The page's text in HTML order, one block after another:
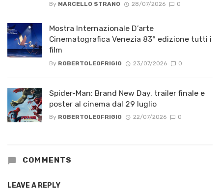
By MARCELLO STRANO 28/07/2026 0
Mostra Internazionale D’arte
Cinematografica Venezia 83° edizione tutti i
film
By ROBERTOLEOFRIGIO 23/07/2026 0
Spider-Man: Brand New Day, trailer finale e
poster al cinema dal 29 luglio
By ROBERTOLEOFRIGIO 22/07/2026 0
COMMENTS
LEAVE A REPLY